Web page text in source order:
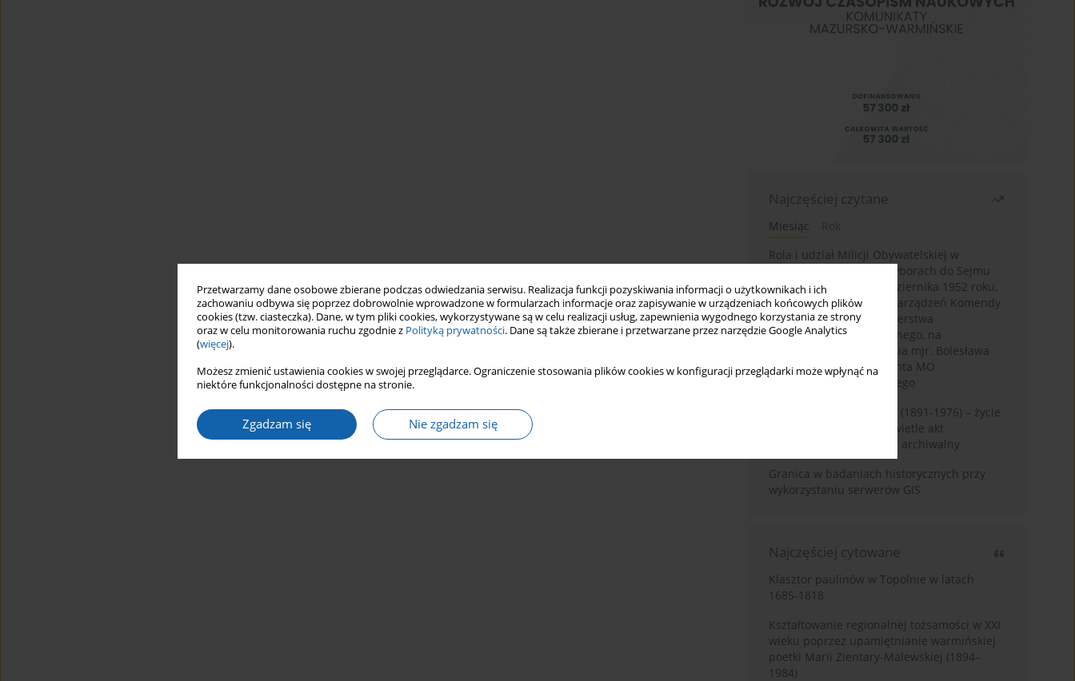
Przetwarzamy dane osobowe zbierane podczas odwiedzania serwisu. Realizacja funkcji pozyskiwania informacji o użytkownikach i ich
zachowaniu odbywa się poprzez dobrowolnie wprowadzone w formularzach informacje oraz zapisywanie w urządzeniach końcowych plików
cookies (tzw. ciasteczka). Dane, w tym pliki cookies, wykorzystywane są w celu realizacji usług, zapewnienia wygodnego korzystania ze strony
oraz w celu monitorowania ruchu zgodnie z Polityką prywatności. Dane są także zbierane i przetwarzane przez narzędzie Google Analytics
(więcej).
Możesz zmienić ustawienia cookies w swojej przeglądarce. Ograniczenie stosowania plików cookies w konfiguracji przeglądarki może wpłynąć na
niektóre funkcjonalności dostępne na stronie.
Zgadzam się Nie zgadzam się
Najczęściej czytane
Miesiąc
Rok
Rola i udział Milicji Obywatelskiej w
kampanii wyborczej i wyborach do Sejmu
PRL I kadencji z 26 października 1952 roku,
w świetle wytycznych i zarządzeń Komendy
Głównej MO oraz Ministerstwa
Bezpieczeństwa Publicznego, na
przykładzie sprawozdania mjr. Bolesława
Wyszyńskiego komendanta MO
województwa olsztyńskiego
Zygmunt Tadeusz Robel (1891-1976) – życie
i kariera zawodowa w świetle akt
osobowych. Rekonesans archiwalny
Granica w badaniach historycznych przy
wykorzystaniu serwerów GIS
Najczęściej cytowane
Klasztor paulinów w Topolnie w latach
1685-1818
Kształtowanie regionalnej tożsamości w XXI
wieku poprzez upamiętnianie warmińskiej
poetki Marii Zientary-Malewskiej (1894–
1984)